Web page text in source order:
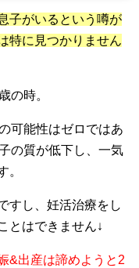
子がいるという噂が
特に見つかりません
の時。
可能性はゼロではあ
の質が低下し、一気
。
すし、妊活治療をし
とはできません↓
&出産は諦めようと2